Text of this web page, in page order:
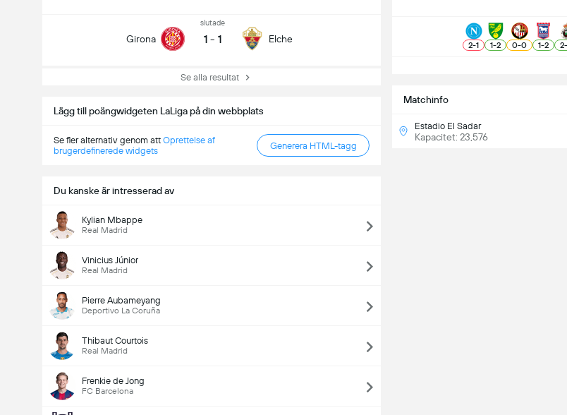
Girona
slutade
1 - 1 Elche
Se alla resultat
Lägg till poängwidgeten LaLiga på din webbplats
Se fler alternativ genom att Oprettelse af
brugerdefinerede widgets
Generera HTML-tagg
Du kanske är intresserad av
Kylian Mbappe
Real Madrid
Vinicius Júnior
Real Madrid
Pierre Aubameyang
Deportivo La Coruña
Thibaut Courtois
Real Madrid
Frenkie de Jong
FC Barcelona
Matchinfo
Estadio El Sadar
Kapacitet: 23,576
2-1 1-2 0-0 1-2 2